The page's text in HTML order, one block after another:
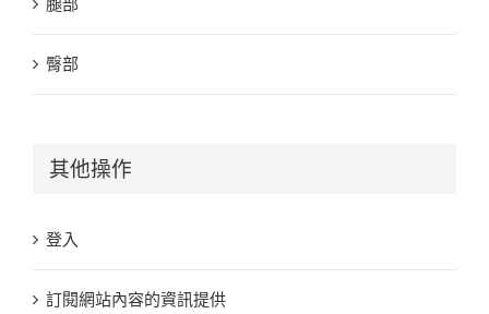
腿部
臀部
其他操作
登入
訂閱網站內容的資訊提供